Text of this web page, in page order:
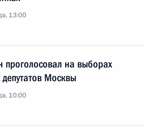
13:00
проголосовал на выборах
Москвы
10:00